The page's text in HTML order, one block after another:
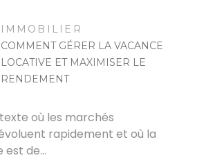
IMMOBILIER
COMMENT GÉRER LA VACANCE
LOCATIVE ET MAXIMISER LE
RENDEMENT
où les marchés
rapidement et où la
est de…